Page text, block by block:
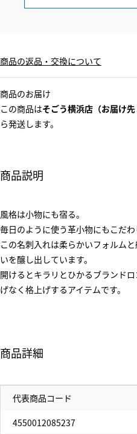
商品の返品・交換について
商品のお届け
この商品はそごう横浜店（お届け
ら発送します。
商品説明
風格は小物にも宿る。
毎日のように使う革小物にもこだわ
この名刺入れは柔らかいフォルム
いを醸し出しています。
開けるとキラリとひかるブランド
げなく格上げするアイテムです。
商品詳細
代表商品コード
4550012085237